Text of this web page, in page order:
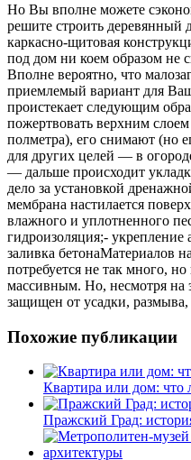
Но Вы вполне можете
решите строить деревянный
каркасно-щитовая
под дом ни коем образом не
Вполне вероятно, что
приемлемый вариант для
проистекает следующим
пожертвовать верхним
полметра), его снимают (но
для других целей — в
— дальше происходит
дело за установкой
мембрана настилается
влажного и уплотненного
гидроизоляция;-
заливка бетонаМатериалов
потребуется не так много,
массивным. Но, несмотря на
защищен от усадки,
Похожие публикации
Квартира или дом:
Пражский Град: